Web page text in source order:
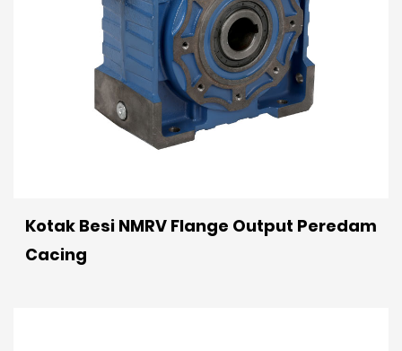
Kotak Besi NMRV Flange Output Peredam
Cacing